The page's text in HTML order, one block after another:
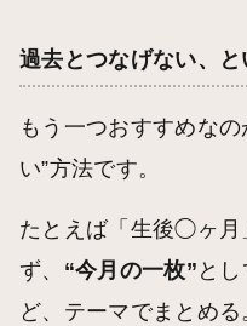
過去とつなげない、
もう一つおすすめな
い”方法です。
たとえば「生後◯ヶ月
ず、 “今月の一枚” と
ど、テーマでまとめ